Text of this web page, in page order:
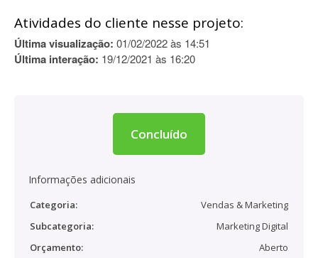
Atividades do cliente nesse projeto:
Última visualização: 01/02/2022 às 14:51
Última interação: 19/12/2021 às 16:20
Concluído
Informações adicionais
Categoria:
Vendas & Marketing
Subcategoria:
Marketing Digital
Orçamento:
Aberto